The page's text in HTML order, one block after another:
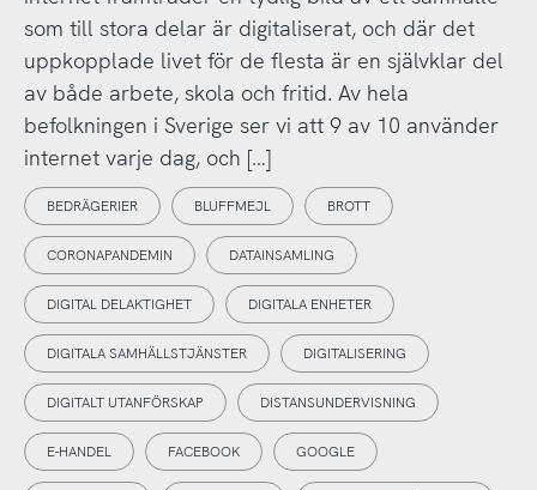
som till stora delar är digitaliserat, och där det
uppkopplade livet för de flesta är en självklar del
av både arbete, skola och fritid. Av hela
befolkningen i Sverige ser vi att 9 av 10 använder
internet varje dag, och […]
BEDRÄGERIER BLUFFMEJL BROTT
CORONAPANDEMIN DATAINSAMLING
DIGITAL DELAKTIGHET DIGITALA ENHETER
DIGITALA SAMHÄLLSTJÄNSTER DIGITALISERING
DIGITALT UTANFÖRSKAP DISTANSUNDERVISNING
E-HANDEL FACEBOOK GOOGLE